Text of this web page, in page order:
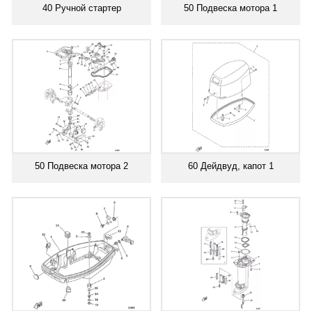
40 Ручной стартер 50 Подвеска мотора 1
50 Подвеска мотора 2 60 Дейдвуд, капот 1